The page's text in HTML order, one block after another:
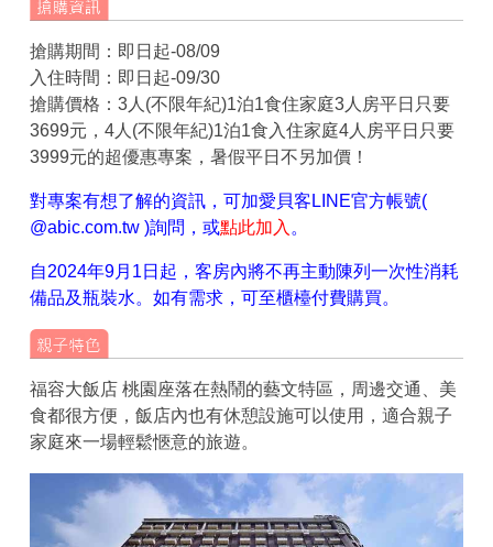
搶購期間：即日起-08/09
入住時間：即日起-09/30
搶購價格：3人(不限年紀)1泊1食住家庭3人房平日只要
3699元，4人(不限年紀)1泊1食入住家庭4人房平日只要
3999元的超優惠專案，暑假平日不另加價！
對專案有想了解的資訊，可加愛貝客LINE官方帳號(
@abic.com.tw )詢問，或點此加入 。
自2024年9月1日起，客房內將不再主動陳列一次性消耗
備品及瓶裝水。如有需求，可至櫃檯付費購買。
福容大飯店 桃園座落在熱鬧的藝文特區，周邊交通、美
食都很方便，飯店內也有休憩設施可以使用，適合親子
家庭來一場輕鬆愜意的旅遊。